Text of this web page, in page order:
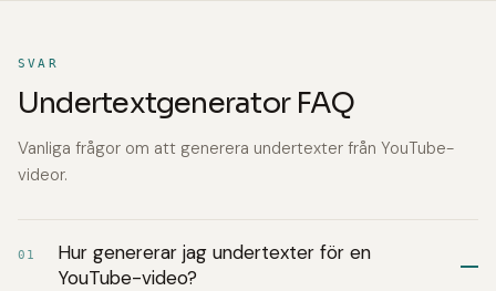
SVAR
Undertextgenerator FAQ
Vanliga frågor om att generera undertexter från YouTube-
videor.
01
Hur genererar jag undertexter för en
YouTube-video?